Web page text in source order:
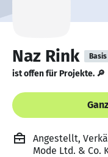
Naz Rink Basis
ist offen für Projekte. 🔎
Angestellt,
Mode Ltd. & Co.